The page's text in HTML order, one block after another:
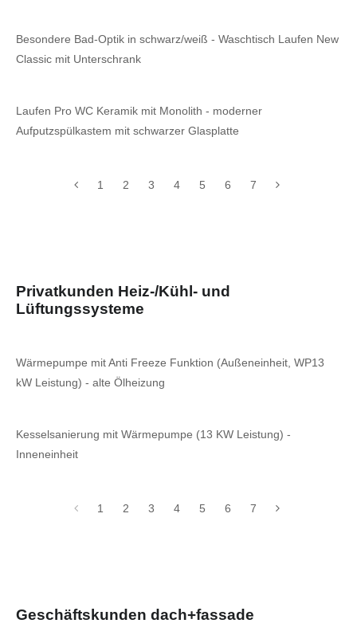
Besondere Bad-Optik in schwarz/weiß - Waschtisch Laufen New
Classic mit Unterschrank
Laufen Pro WC Keramik mit Monolith - moderner
Aufputzspülkastem mit schwarzer Glasplatte
1 2 3 4 5 6 7
Privatkunden Heiz-/Kühl- und
Lüftungssysteme
Wärmepumpe mit Anti Freeze Funktion (Außeneinheit, WP13
kW Leistung) - alte Ölheizung
Kesselsanierung mit Wärmepumpe (13 KW Leistung) -
Inneneinheit
1 2 3 4 5 6 7
Geschäftskunden dach+fassade